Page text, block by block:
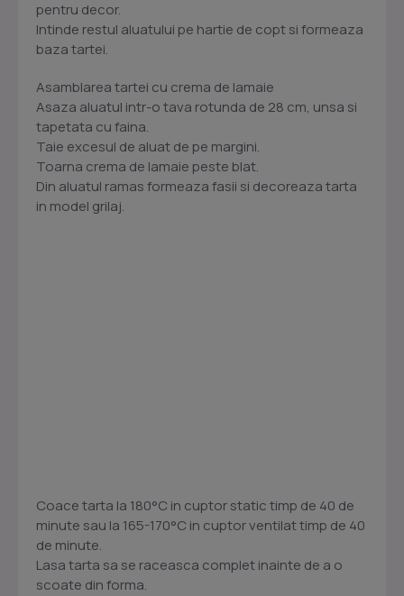
pentru decor.
Intinde restul aluatului pe hartie de copt si formeaza
baza tartei.
Asamblarea tartei cu crema de lamaie
Asaza aluatul intr-o tava rotunda de 28 cm, unsa si
tapetata cu faina.
Taie excesul de aluat de pe margini.
Toarna crema de lamaie peste blat.
Din aluatul ramas formeaza fasii si decoreaza tarta
in model grilaj.
Coace tarta la 180°C in cuptor static timp de 40 de
minute sau la 165-170°C in cuptor ventilat timp de 40
de minute.
Lasa tarta sa se raceasca complet inainte de a o
scoate din forma.